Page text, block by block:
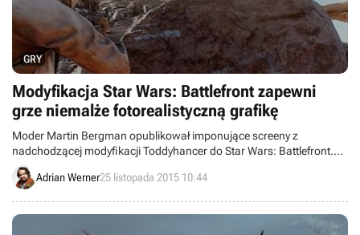
GRY
Modyfikacja Star Wars: Battlefront zapewni
grze niemalże fotorealistyczną grafikę
Moder Martin Bergman opublikował imponujące screeny z
nadchodzącej modyfikacji Toddyhancer do Star Wars: Battlefront.
Celem projektu jest zwiększenie realizmu grafiki i wzmocnienie jej
filmowego klimatu.
Adrian Werner25 listopada 2015 10:44